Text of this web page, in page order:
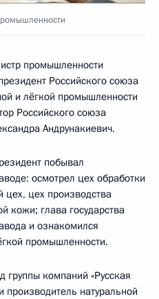
промышленности
Российского союза
и лёгкой промышленности
Российского союза
Андрунакиевич.
побывал
осмотрел цех обработки
цех производства
кожи; глава государства
и ознакомился
промышленности.
компаний «Русская
натуральной